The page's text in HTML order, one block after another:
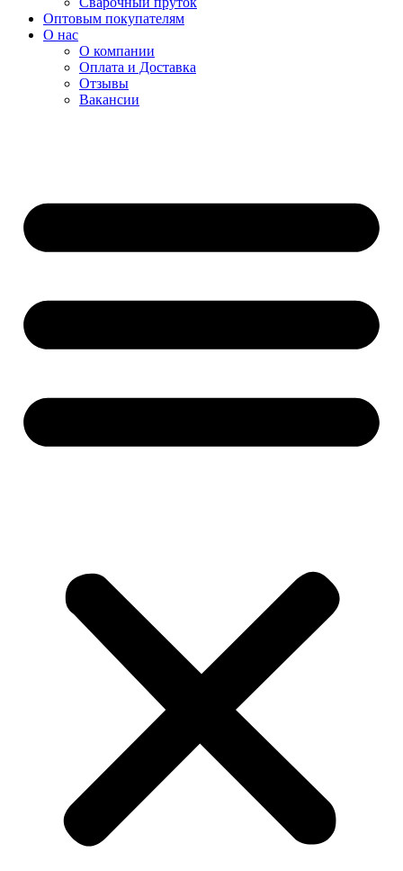
Оптовым покупателям
О нас
О компании
Оплата и Доставка
Отзывы
Вакансии